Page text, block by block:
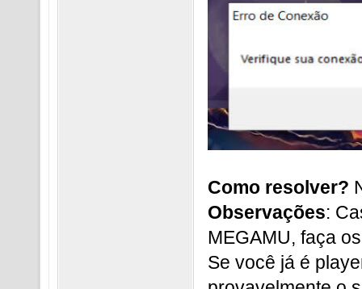
Como resolver?
Observações:
MEGAMU, faça
Se você já é